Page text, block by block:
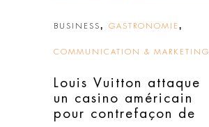
BUSINESS, GASTRONOMIE ,
COMMUNICATION & MARKETING
Louis Vuitton attaque
un casino américain
pour contrefaçon de